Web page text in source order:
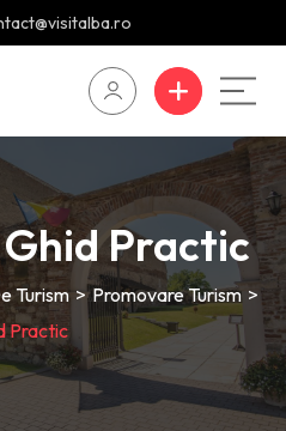
Ghid Practic
Turism >Promovare Turism >
Practic